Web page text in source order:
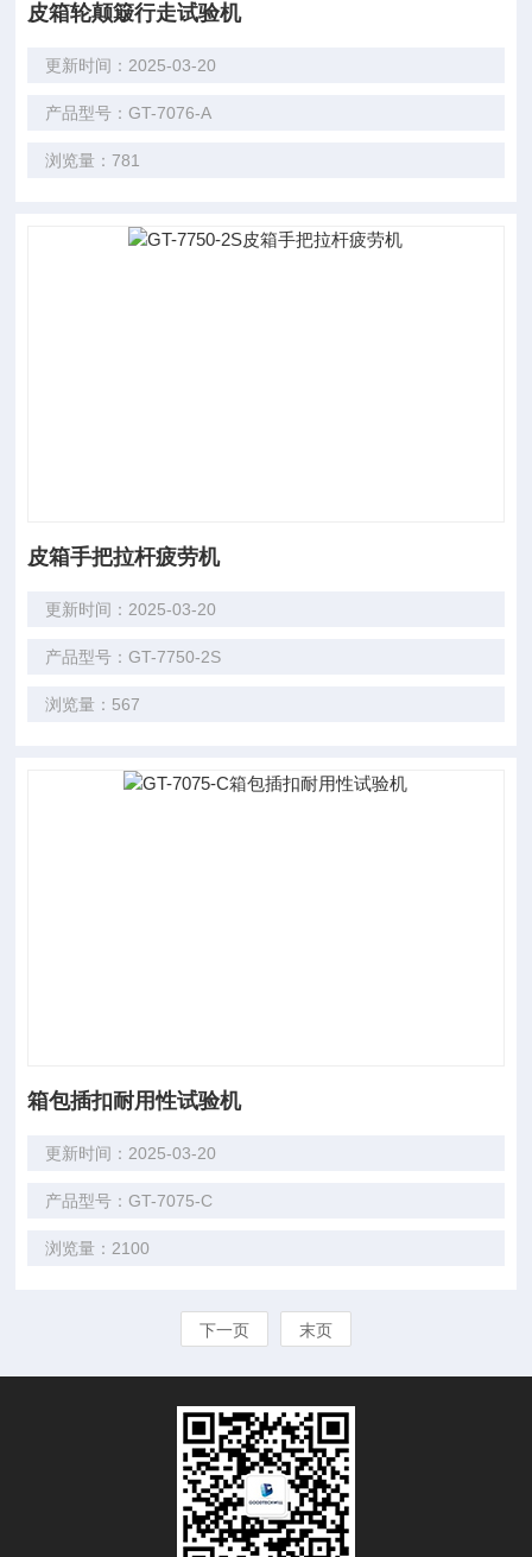
皮箱轮颠簸行走试验机
更新时间：2025-03-20
产品型号：GT-7076-A
浏览量：781
皮箱手把拉杆疲劳机
更新时间：2025-03-20
产品型号：GT-7750-2S
浏览量：567
箱包插扣耐用性试验机
更新时间：2025-03-20
产品型号：GT-7075-C
浏览量：2100
下一页 末页